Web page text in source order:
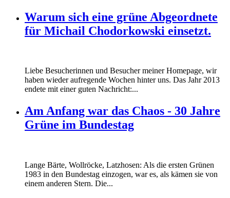
Warum sich eine grüne Abgeordnete
für Michail Chodorkowski einsetzt.
Liebe Besucherinnen und Besucher meiner Homepage, wir
haben wieder aufregende Wochen hinter uns. Das Jahr 2013
endete mit einer guten Nachricht:...
Am Anfang war das Chaos - 30 Jahre
Grüne im Bundestag
Lange Bärte, Wollröcke, Latzhosen: Als die ersten Grünen
1983 in den Bundestag einzogen, war es, als kämen sie von
einem anderen Stern. Die...